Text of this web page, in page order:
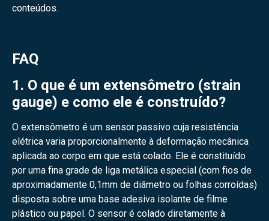
conteúdos.
FAQ
1. O que é um extensômetro (strain
gauge) e como ele é construído?
O extensômetro é um sensor passivo cuja resistência
elétrica varia proporcionalmente à deformação mecânica
aplicada ao corpo em que está colado. Ele é constituído
por uma fina grade de liga metálica especial (com fios de
aproximadamente 0,1mm de diâmetro ou folhas corroídas)
disposta sobre uma base adesiva isolante de filme
plástico ou papel. O sensor é colado diretamente à